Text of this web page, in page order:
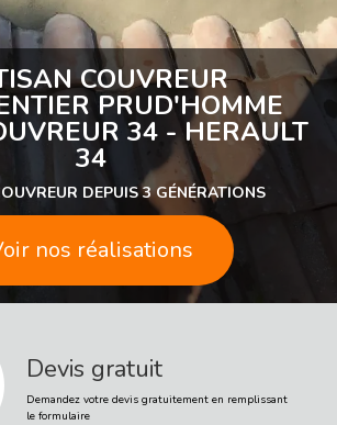
Voir nos réalisations
Devis gratuit
Demandez votre devis gratuitement en remplissant
le formulaire